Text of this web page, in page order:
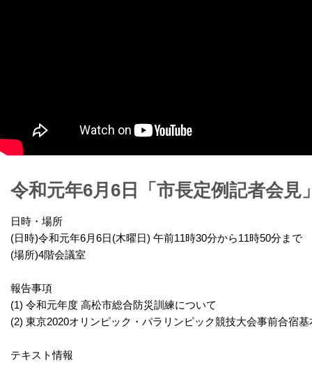
令和元年6月6日「市長定例記者会見
日時・場所
(日時)令和元年6月6日(木曜日) 午前11時30分から11時50分まで
(場所)4階会議室
報告事項
(1) 令和元年度 高松市総合防災訓練について
(2) 東京2020オリンピック・パラリンピック競技大会事前合宿
テキスト情報